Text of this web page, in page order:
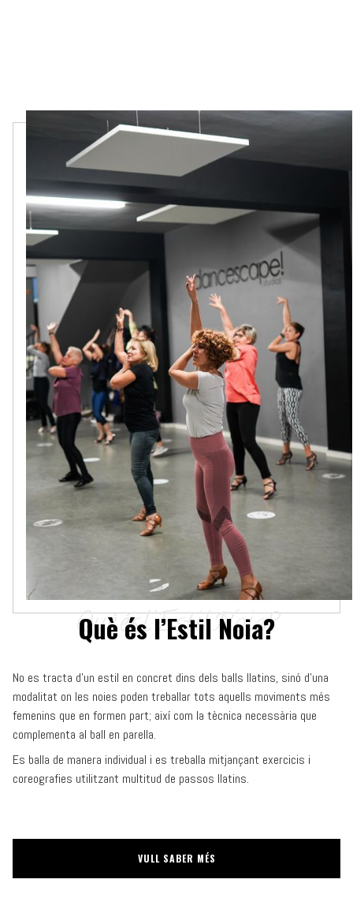
Què és l’Estil Noia?
No es tracta d’un estil en concret dins dels balls llatins, sinó d’una
modalitat on les noies poden treballar tots aquells moviments més
femenins que en formen part; així com la tècnica necessària que
complementa al ball en parella.
Es balla de manera individual i es treballa mitjançant exercicis i
coreografies utilitzant multitud de passos llatins.
VULL SABER MÉS